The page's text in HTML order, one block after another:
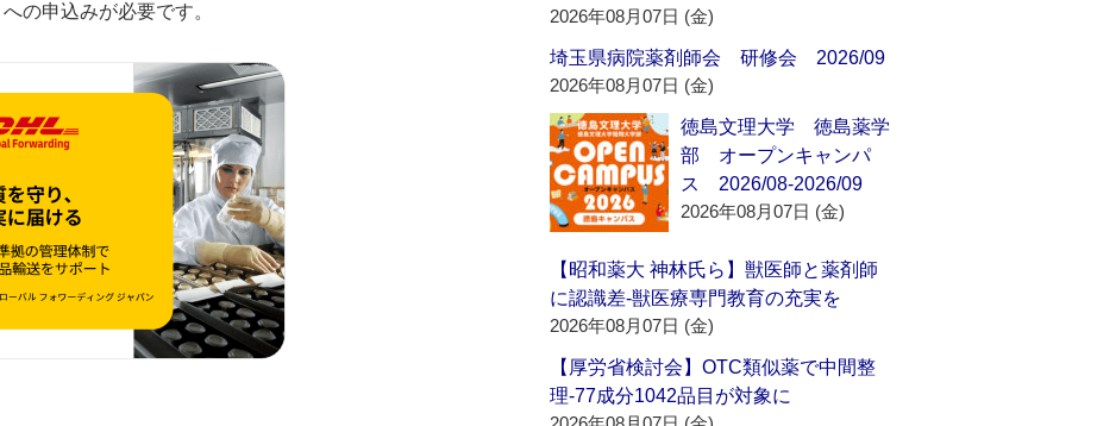
への申込みが必要です。
2026年08月07日 (金)
埼玉県病院薬剤師会 研修会 2026/09
2026年08月07日 (金)
徳島文理大学 徳島薬学
部 オープンキャンパ
ス 2026/08-2026/09
2026年08月07日 (金)
【昭和薬大 神林氏ら】獣医師と薬剤師
に認識差‐獣医療専門教育の充実を
2026年08月07日 (金)
【厚労省検討会】OTC類似薬で中間整
理‐77成分1042品目が対象に